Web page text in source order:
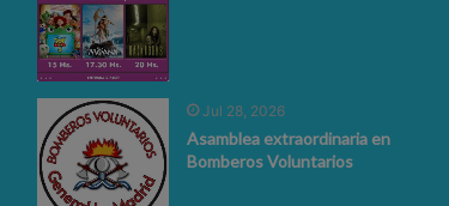
Jul 28, 2026
Asamblea extraordinaria en
Bomberos Voluntarios